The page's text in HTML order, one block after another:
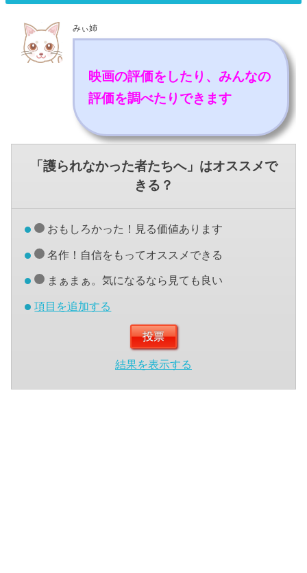
みぃ姉
映画の評価をしたり、みんなの
評価を調べたりできます
「護られなかった者たちへ」はオススメで
きる？
おもしろかった！見る価値あります
名作！自信をもってオススメできる
まぁまぁ。気になるなら見ても良い
項目を追加する
結果を表示する